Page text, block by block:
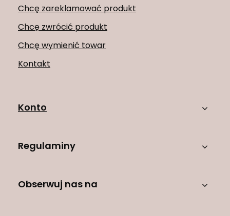
Chcę zareklamować produkt
Chcę zwrócić produkt
Chcę wymienić towar
Kontakt
Konto
Regulaminy
Obserwuj nas na